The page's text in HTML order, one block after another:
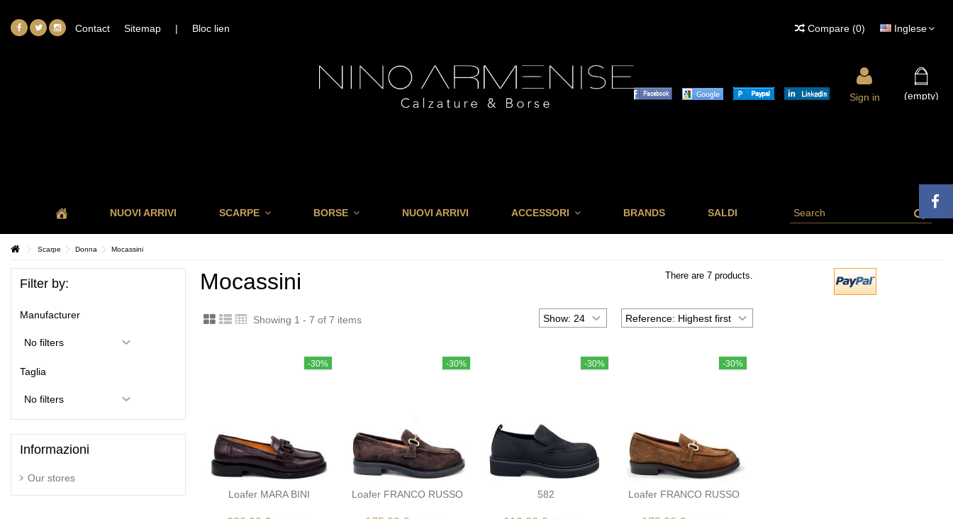
Inglese
Contact Sitemap | Bloc lien Compare (0)
(empty)
Sign in
NUOVI ARRIVI SCARPE BORSE NUOVI ARRIVI ACCESSORI BRANDS SALDI
Scarpe Donna Mocassini
Mocassini There are 7 products.
Showing 1 - 7 of 7 items
-30%
Loafer MARA BINI
-30%
Loafer FRANCO RUSSO
-30%
582
-30%
Loafer FRANCO RUSSO
Filter by:
Manufacturer
Taglia
Informazioni
Our stores